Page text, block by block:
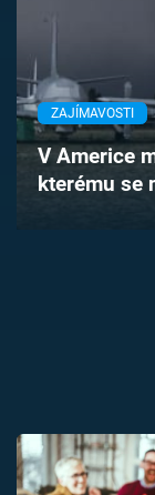
Časopis
Sledujte
ZAJÍMAVOSTI
V Americe
kterému se